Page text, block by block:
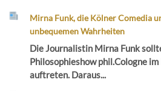
Mirna Funk, die Kölner Comedia
unbequemen Wahrheiten
Die Journalistin Mirna Funk
Philosophieshow phil.Cologne
auftreten. Daraus...